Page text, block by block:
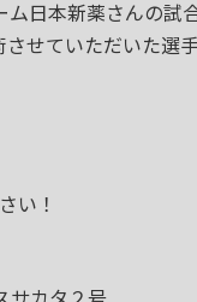
日本新薬さんの試
せていただいた選
い！